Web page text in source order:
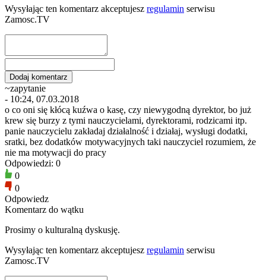
Wysyłając ten komentarz akceptujesz regulamin serwisu
Zamosc.TV
~zapytanie
- 10:24, 07.03.2018
o co oni się kłócą kuźwa o kasę, czy niewygodną dyrektor, bo już
krew się burzy z tymi nauczycielami, dyrektorami, rodzicami itp.
panie nauczycielu zakładaj działalność i działaj, wysługi dodatki,
sratki, bez dodatków motywacyjnych taki nauczyciel rozumiem, że
nie ma motywacji do pracy
Odpowiedzi: 0
0
0
Odpowiedz
Komentarz do wątku
Prosimy o kulturalną dyskusję.
Wysyłając ten komentarz akceptujesz regulamin serwisu
Zamosc.TV